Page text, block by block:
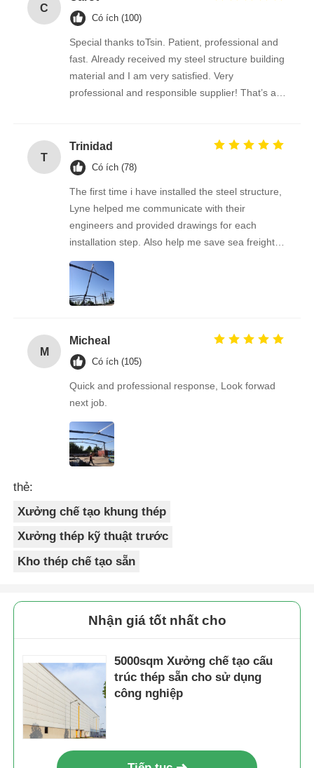
C
Có ích (100)
Special thanks toTsin. Patient, professional and
fast. Already received my steel structure building
material and I am very satisfied. Very
professional and responsible supplier! That’s a
T
Trinidad
Có ích (78)
The first time i have installed the steel structure,
Lyne helped me communicate with their
engineers and provided drawings for each
installation step. Also help me save sea freight
by checking with different shipping companies,
really thanks for your service and help.
M
Micheal
Có ích (105)
Quick and professional response, Look forwad
next job.
thẻ:
Xưởng chế tạo khung thép
Xưởng thép kỹ thuật trước
Kho thép chế tạo sẵn
Nhận giá tốt nhất cho
5000sqm Xưởng chế tạo cấu
trúc thép sẵn cho sử dụng
công nghiệp